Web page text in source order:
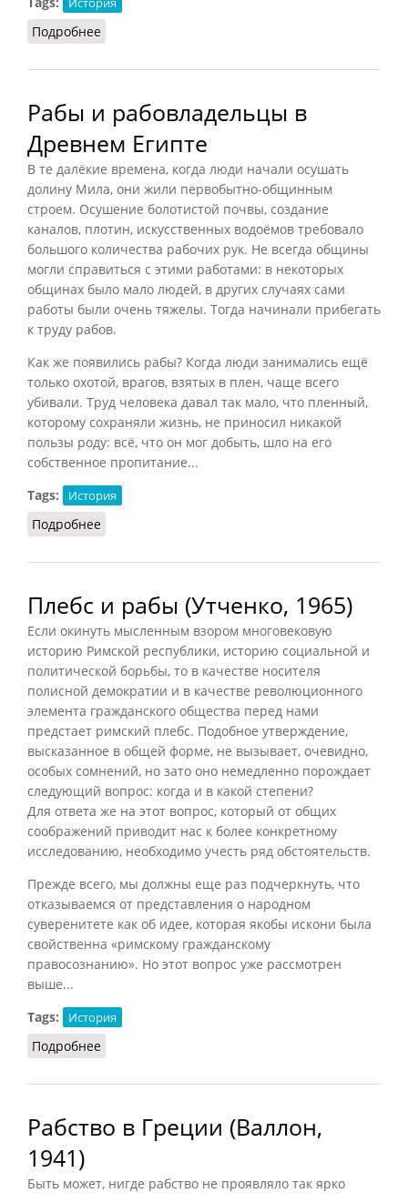
Подробнее
Рабы и рабовладельцы в
Древнем Египте
В те далёкие времена, когда люди начали осушать
долину Мила, они жили первобытно-общинным
строем. Осушение болотистой почвы, создание
каналов, плотин, искусственных водоёмов требовало
большого количества рабочих рук. Не всегда общины
могли справиться с этими работами: в некоторых
общинах было мало людей, в других случаях сами
работы были очень тяжелы. Тогда начинали прибегать
к труду рабов.
Как же появились рабы? Когда люди занимались ещё
только охотой, врагов, взятых в плен, чаще всего
убивали. Труд человека давал так мало, что пленный,
которому сохраняли жизнь, не приносил никакой
пользы роду: всё, что он мог добыть, шло на его
собственное пропитание...
Tags:
История
Подробнее
Плебс и рабы (Утченко, 1965)
Если окинуть мысленным взором многовековую
историю Римской республики, историю социальной и
политической борьбы, то в качестве носителя
полисной демократии и в качестве революционного
элемента гражданского общества перед нами
предстает римский плебс. Подобное утверждение,
высказанное в общей форме, не вызывает, очевидно,
особых сомнений, но зато оно немедленно порождает
следующий вопрос: когда и в какой степени?
Для ответа же на этот вопрос, который от общих
соображений приводит нас к более конкретному
исследованию, необходимо учесть ряд обстоятельств.
Прежде всего, мы должны еще раз подчеркнуть, что
отказываемся от представления о народном
суверенитете как об идее, которая якобы искони была
свойственна «римскому гражданскому
правосознанию». Но этот вопрос уже рассмотрен
выше...
Tags:
История
Подробнее
Рабство в Греции (Валлон,
1941)
Быть может, нигде рабство не проявляло так ярко